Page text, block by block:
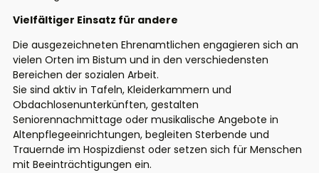
Vielfältiger Einsatz für andere
Die ausgezeichneten Ehrenamtlichen engagieren sich an
vielen Orten im Bistum und in den verschiedensten
Bereichen der sozialen Arbeit.
Sie sind aktiv in Tafeln, Kleiderkammern und
Obdachlosenunterkünften, gestalten
Seniorennachmittage oder musikalische Angebote in
Altenpflegeeinrichtungen, begleiten Sterbende und
Trauernde im Hospizdienst oder setzen sich für Menschen
mit Beeinträchtigungen ein.